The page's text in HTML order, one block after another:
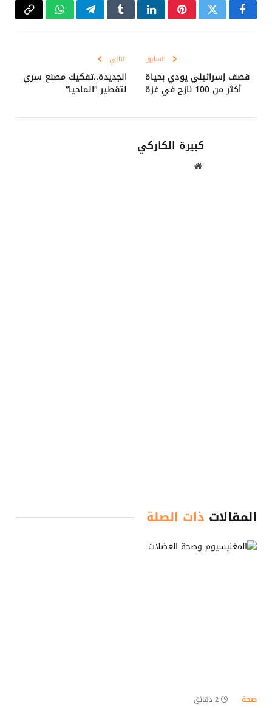
فيسبوكتويتر بينتيريستلينكدإنTumblrتيلقرامواتسابCopy
السابق
قصف إسرائيلي يودي بحياة
أكثر من 100 نازح في غزة
التالي
الجديدة..تفكيك مصنع سري
لتقطير “الماحيا”
كبيرة الكاركي
موقع
المقالات ذات الصلة
صحة 2 دقائق